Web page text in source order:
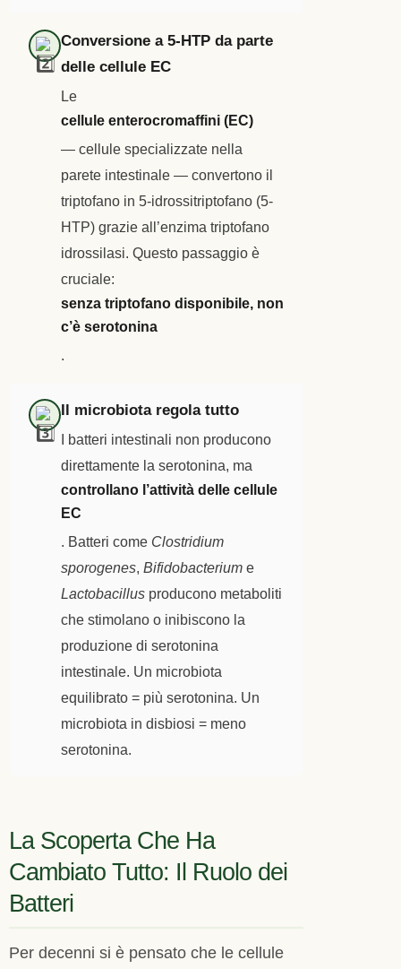
Conversione a 5-HTP da parte
delle cellule EC
Le
cellule enterocromaffini (EC)
— cellule specializzate nella
parete intestinale — convertono il
triptofano in 5-idrossitriptofano (5-
HTP) grazie all’enzima triptofano
idrossilasi. Questo passaggio è
cruciale:
senza triptofano disponibile, non
c’è serotonina
Il microbiota regola tutto
I batteri intestinali non producono
direttamente la serotonina, ma
controllano l’attività delle cellule
EC
. Batteri come Clostridium
sporogenes Bifidobacterium e
Lactobacillus producono metaboliti
che stimolano o inibiscono la
produzione di serotonina
intestinale. Un microbiota
equilibrato = più serotonina. Un
microbiota in disbiosi = meno
serotonina.
La Scoperta Che Ha
Cambiato Tutto: Il Ruolo dei
Batteri
Per decenni si è pensato che le cellule